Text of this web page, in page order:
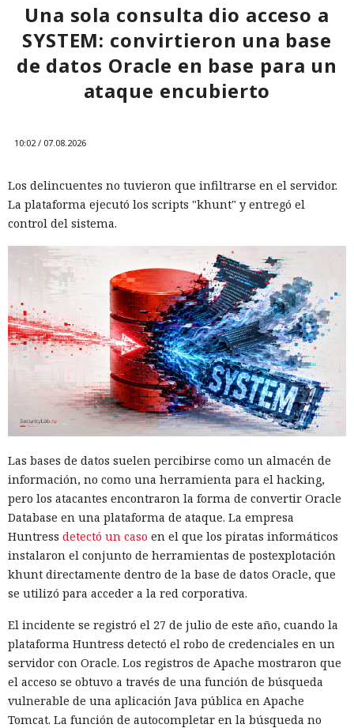
Una sola consulta dio acceso a
SYSTEM: convirtieron una base
de datos Oracle en base para un
ataque encubierto
10:02 / 07.08.2026
Los delincuentes no tuvieron que infiltrarse en el servidor.
La plataforma ejecutó los scripts "khunt" y entregó el
control del sistema.
Las bases de datos suelen percibirse como un almacén de
información, no como una herramienta para el hacking,
pero los atacantes encontraron la forma de convertir Oracle
Database en una plataforma de ataque. La empresa
Huntress detectó un caso en el que los piratas informáticos
instalaron el conjunto de herramientas de postexplotación
khunt directamente dentro de la base de datos Oracle, que
se utilizó para acceder a la red corporativa.
El incidente se registró el 27 de julio de este año, cuando la
plataforma Huntress detectó el robo de credenciales en un
servidor con Oracle. Los registros de Apache mostraron que
el acceso se obtuvo a través de una función de búsqueda
vulnerable de una aplicación Java pública en Apache
Tomcat. La función de autocompletar en la búsqueda no